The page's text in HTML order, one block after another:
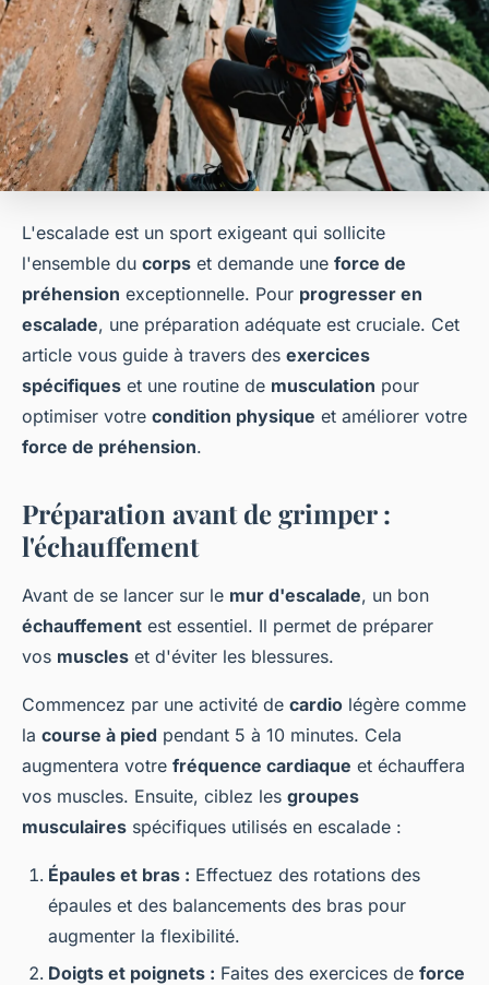
L'escalade est un sport exigeant qui sollicite
l'ensemble du corps et demande une force de
préhension exceptionnelle. Pour progresser en
escalade, une préparation adéquate est cruciale. Cet
article vous guide à travers des exercices
spécifiques et une routine de musculation pour
optimiser votre condition physique et améliorer votre
force de préhension.
Préparation avant de grimper :
l'échauffement
Avant de se lancer sur le mur d'escalade, un bon
échauffement est essentiel. Il permet de préparer
vos muscles et d'éviter les blessures.
Commencez par une activité de cardio légère comme
la course à pied pendant 5 à 10 minutes. Cela
augmentera votre fréquence cardiaque et échauffera
vos muscles. Ensuite, ciblez les groupes
musculaires spécifiques utilisés en escalade :
Épaules et bras : Effectuez des rotations des
épaules et des balancements des bras pour
augmenter la flexibilité.
Doigts et poignets : Faites des exercices de force